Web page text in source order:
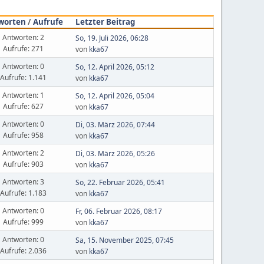
/Aufrufe
Letzter Beitrag
Antworten: 2
Aufrufe: 271
So, 19. Juli 2026, 06:28
von kka67
Antworten: 0
Aufrufe: 1.141
So, 12. April 2026, 05:12
von kka67
Antworten: 1
Aufrufe: 627
So, 12. April 2026, 05:04
von kka67
Antworten: 0
Aufrufe: 958
Di, 03. März 2026, 07:44
von kka67
Antworten: 2
Aufrufe: 903
Di, 03. März 2026, 05:26
von kka67
Antworten: 3
Aufrufe: 1.183
So, 22. Februar 2026, 05:41
von kka67
Antworten: 0
Aufrufe: 999
Fr, 06. Februar 2026, 08:17
von kka67
Antworten: 0
Aufrufe: 2.036
Sa, 15. November 2025, 07:45
von kka67